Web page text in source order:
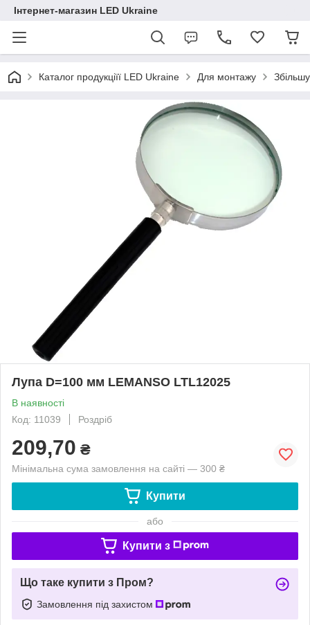
Інтернет-магазин LED Ukraine
Каталог продукціїї LED Ukraine Для монтажу
Лупа D=100 мм LEMANSO LTL12025
В наявності
Код: 11039
Роздріб
209,70 ₴
Мінімальна сума замовлення на сайті — 300 ₴
Купити
або
Купити з
Що таке купити з Пром?
Замовлення під захистом